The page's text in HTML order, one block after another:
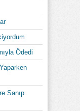
Ödedi
Sanıp